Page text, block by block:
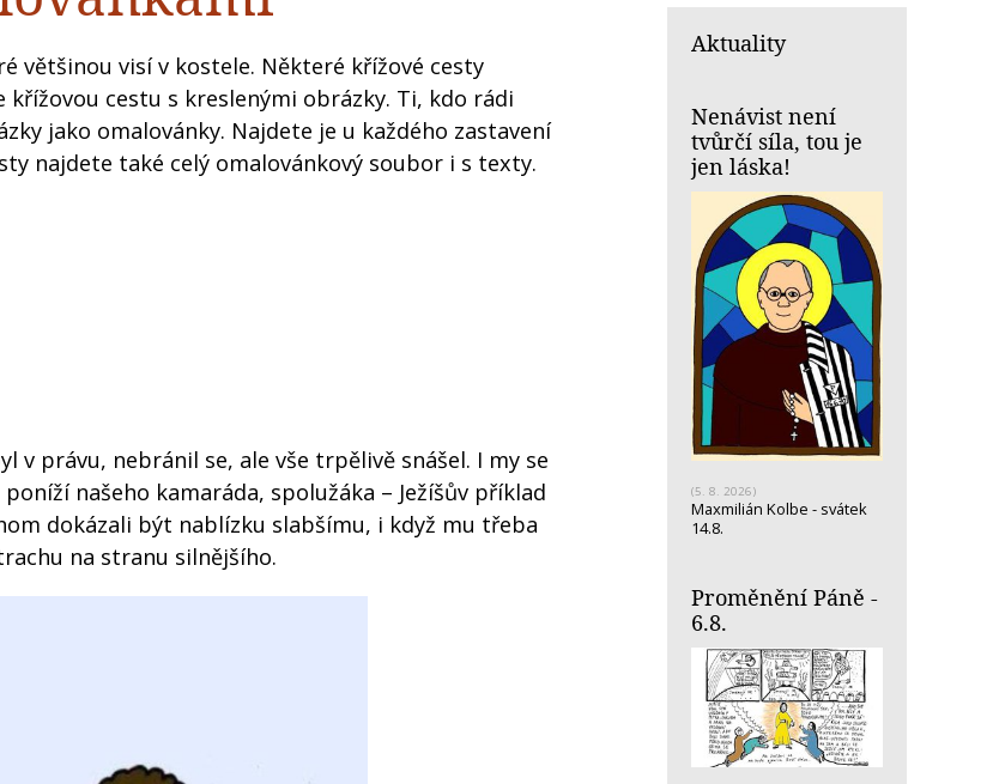
většinou visí v kostele. Některé křížové cesty
cestu s kreslenými obrázky. Ti, kdo rádi
jako omalovánky. Najdete je u každého zastavení
najdete také celý omalovánkový soubor i s texty.
v právu, nebránil se, ale vše trpělivě snášel. I my se
našeho kamaráda, spolužáka – Ježíšův příklad
dokázali být nablízku slabšímu, i když mu třeba
na stranu silnějšího.
Aktuality
Nenávist není
tvůrčí síla, tou je
jen láska!
(5. 8. 2026)
Maxmilián Kolbe - svátek
14.8.
Proměnění Páně -
6.8.